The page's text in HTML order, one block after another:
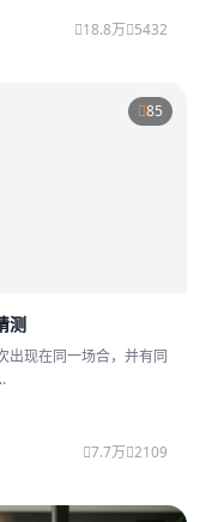
18.8万 5432
85
测
出现在同一场合，并有同
7.7万 2109